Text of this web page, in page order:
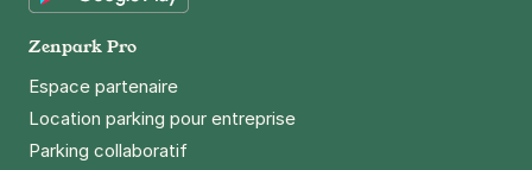
5 €/heure, 40 €/jour,
Zenpark Pro
Espace partenaire
Location parking pour entreprise
Parking collaboratif